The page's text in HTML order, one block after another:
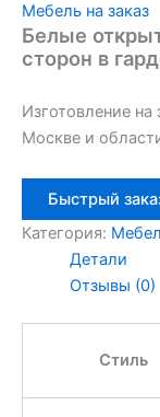
Мебель на заказ
Белые
сторон в
Изготовление
Москве и
Быстрый
Категория:
Детали
Отзывы (0)
Стиль